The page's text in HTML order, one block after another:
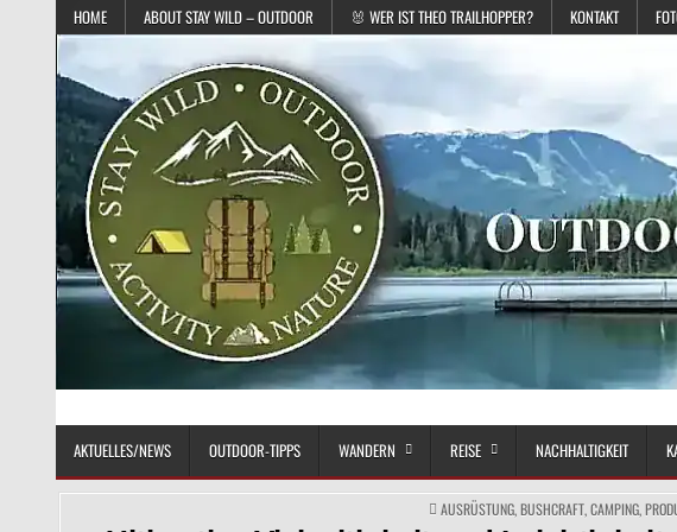
Skip to content
HOME ABOUT STAY WILD – OUTDOOR 🐰 WER IST THEO TRAILHOPPER? KONTAKT
STAY WILD – OUTDOOR
AKTUELLES/NEWS OUTDOOR-TIPPS WANDERN REISE NACHHALTIGKEIT
POSTED IN
AUSRÜSTUNG,BUSHCRAFT,CAMPING,